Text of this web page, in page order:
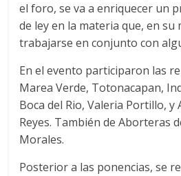
el foro, se va a enriquecer un
de ley en la materia que, en
trabajarse en conjunto con
En el evento participaron las
Marea Verde, Totonacapan,
Boca del Rio, Valeria Portillo, y
Reyes. También de Aborteras
Morales.
Posterior a las ponencias, se